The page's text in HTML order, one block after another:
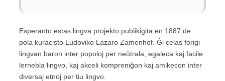
Esperanto estas lingva projekto publikigita en 1887 de
pola kuracisto Ludoviko Lazaro Zamenhof. Ĝi celas forigi
lingvan baron inter popoloj per neŭtrala, egaleca kaj facile
lernebla lingvo, kaj akceli kompreniĝon kaj amikecon inter
diversaj etnoj per tiu lingvo.